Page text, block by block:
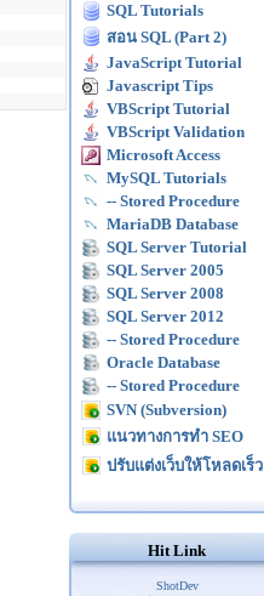
SQL Tutorials
สอน SQL (Part 2)
JavaScript Tutorial
Javascript Tips
VBScript Tutorial
VBScript Validation
Microsoft Access
MySQL Tutorials
-- Stored Procedure
MariaDB Database
SQL Server Tutorial
SQL Server 2005
SQL Server 2008
SQL Server 2012
-- Stored Procedure
Oracle Database
-- Stored Procedure
SVN (Subversion)
แนวทางการทำ SEO
ปรับแต่งเว็บให้โหลดเร็ว
Hit Link
ShotDev